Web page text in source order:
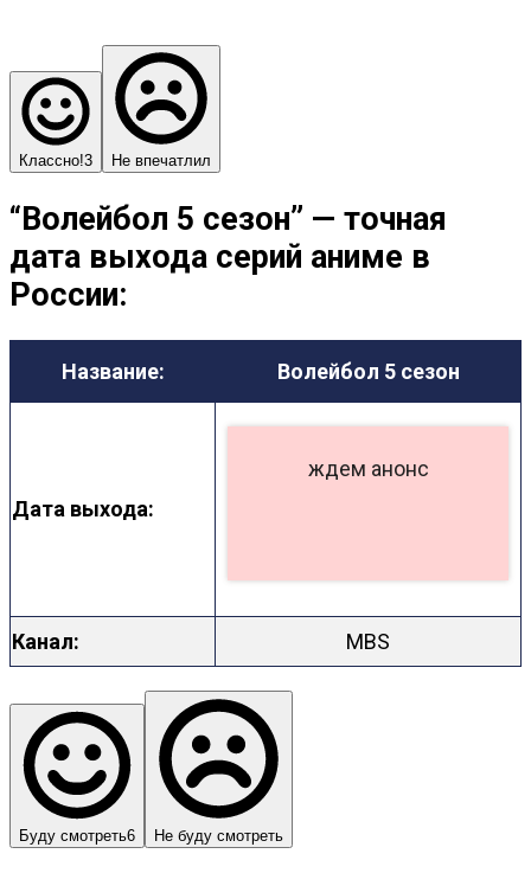
Классно!3 Не впечатлил
“Волейбол 5 сезон” — точная
дата выхода серий аниме в
России:
Название: Волейбол 5 сезон
Дата выхода:
ждем анонс
Канал: MBS
Буду смотреть6 Не буду смотреть